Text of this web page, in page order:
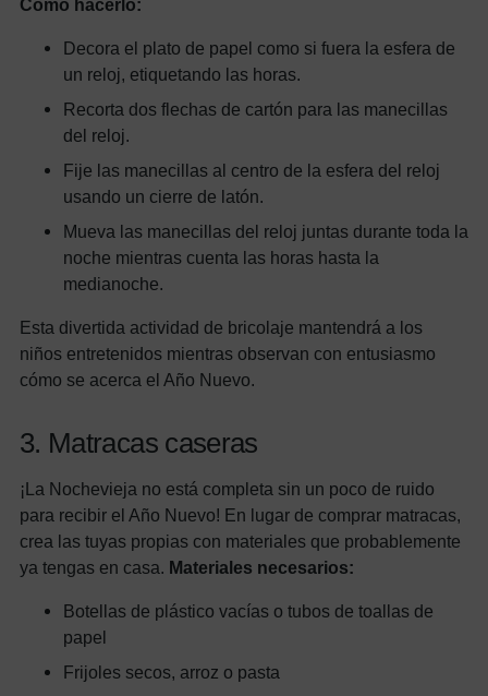
Cómo hacerlo:
Decora el plato de papel como si fuera la esfera de
un reloj, etiquetando las horas.
Recorta dos flechas de cartón para las manecillas
del reloj.
Fije las manecillas al centro de la esfera del reloj
usando un cierre de latón.
Mueva las manecillas del reloj juntas durante toda la
noche mientras cuenta las horas hasta la
medianoche.
Esta divertida actividad de bricolaje mantendrá a los
niños entretenidos mientras observan con entusiasmo
cómo se acerca el Año Nuevo.
3. Matracas caseras
¡La Nochevieja no está completa sin un poco de ruido
para recibir el Año Nuevo! En lugar de comprar matracas,
crea las tuyas propias con materiales que probablemente
ya tengas en casa. Materiales necesarios:
Botellas de plástico vacías o tubos de toallas de
papel
Frijoles secos, arroz o pasta